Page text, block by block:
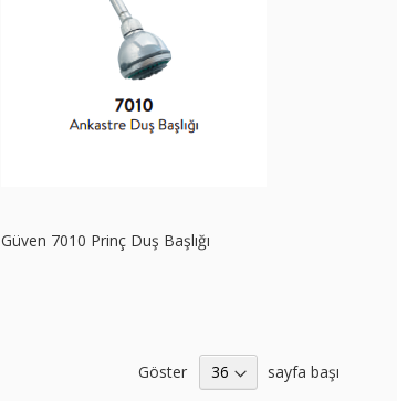
Güven 7010 Prinç Duş Başlığı
Göster sayfa başı